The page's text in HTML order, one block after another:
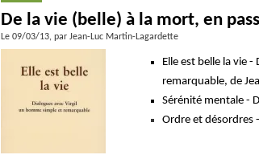
De la vie (belle) à la mort, en
Le 09/03/13, par Jean-Luc Martin-Lagardette
Elle est belle la vie
remarquable, de
Sérénité mentale -
Ordre et désordres